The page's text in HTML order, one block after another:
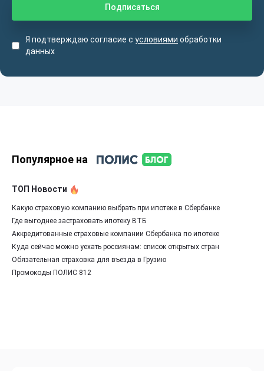
Я подтверждаю согласие с условиями обработки
данных
Популярное на
ТОП Новости
Какую страховую компанию выбрать при ипотеке в Сбербанке
Где выгоднее застраховать ипотеку ВТБ
Аккредитованные страховые компании Сбербанка по ипотеке
Куда сейчас можно уехать россиянам: список открытых стран
Обязательная страховка для въезда в Грузию
Промокоды ПОЛИС 812